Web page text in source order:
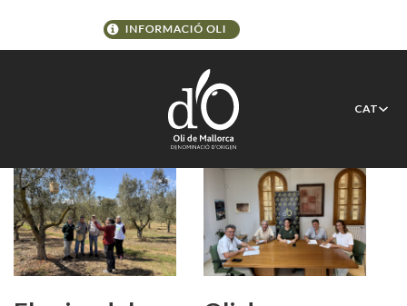
CAT
SEO/BirdLife